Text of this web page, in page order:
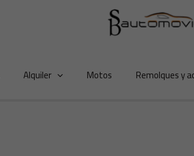
Alquiler Motos Remolques y